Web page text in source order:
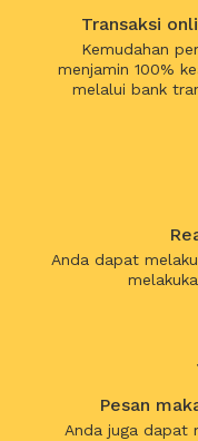
Transaksi
Kemudahan
menjamin 100%
melalui bank
Anda dapat
Pesan
Anda juga dapat